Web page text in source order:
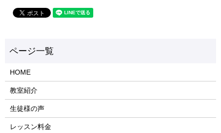
HOME
教室紹介
生徒様の声
レッスン料金